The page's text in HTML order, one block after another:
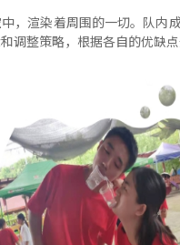
，渲染着周围的一切。队内
调整策略，根据各自的优缺点